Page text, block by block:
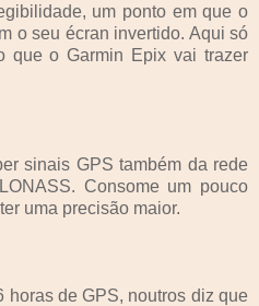
um ponto em que o
o seu écran invertido. Aqui só
que o Garmin Epix vai trazer
sinais GPS também da rede
Consome um pouco
uma precisão maior.
horas de GPS, noutros diz que